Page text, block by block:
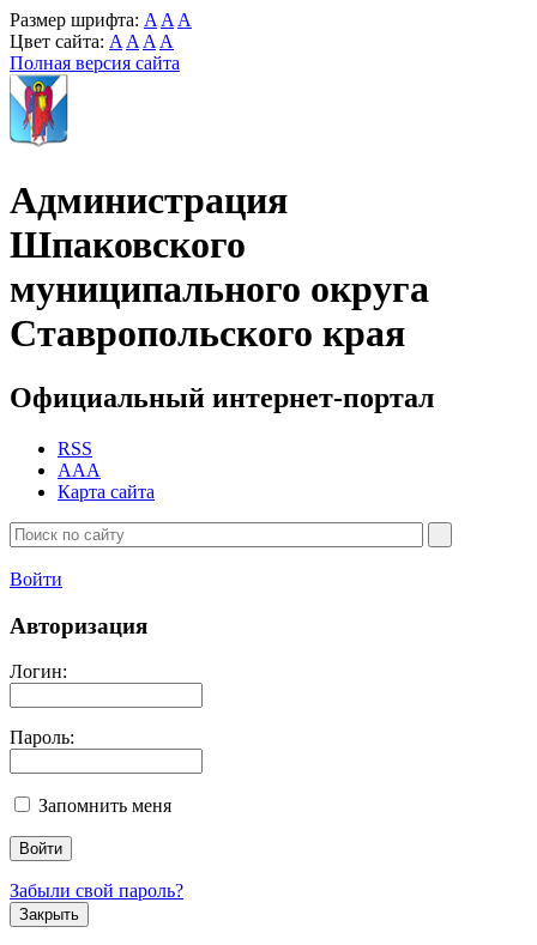
Размер шрифта: A A A
Цвет сайта: A A A A
Полная версия сайта
Администрация
Шпаковского
муниципального округа
Ставропольского края
Официальный интернет-портал
RSS
AAA
Карта сайта
Войти
Авторизация
Логин:
Пароль:
Запомнить меня
Забыли свой пароль?
Закрыть